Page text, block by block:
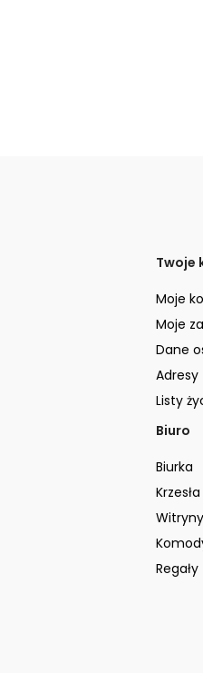
Twoje
Moje
Moje
Dane
Adresy
Listy
Biuro
Biurka
Witryny
Regały